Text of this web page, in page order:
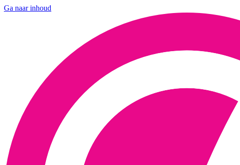
Ga naar inhoud